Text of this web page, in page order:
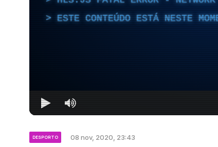
ESTE CONTEÚDO ESTÁ NESTE
DESPORTO 08 nov, 2020, 23:43